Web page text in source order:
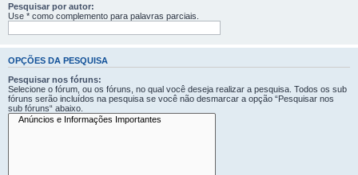
Pesquisar por autor:
Use * como complemento para palavras parciais.
OPÇÕES DA PESQUISA
Pesquisar nos fóruns:
Selecione o fórum, ou os fóruns, no qual você deseja realizar a pesquisa. Todos os sub
fóruns serão incluídos na pesquisa se você não desmarcar a opção “Pesquisar nos
sub fóruns“ abaixo.